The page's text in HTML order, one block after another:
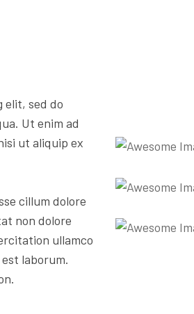
elit, sed do
Ut enim ad
ut aliquip ex
cillum dolore
non dolore
ullamco
laborum.